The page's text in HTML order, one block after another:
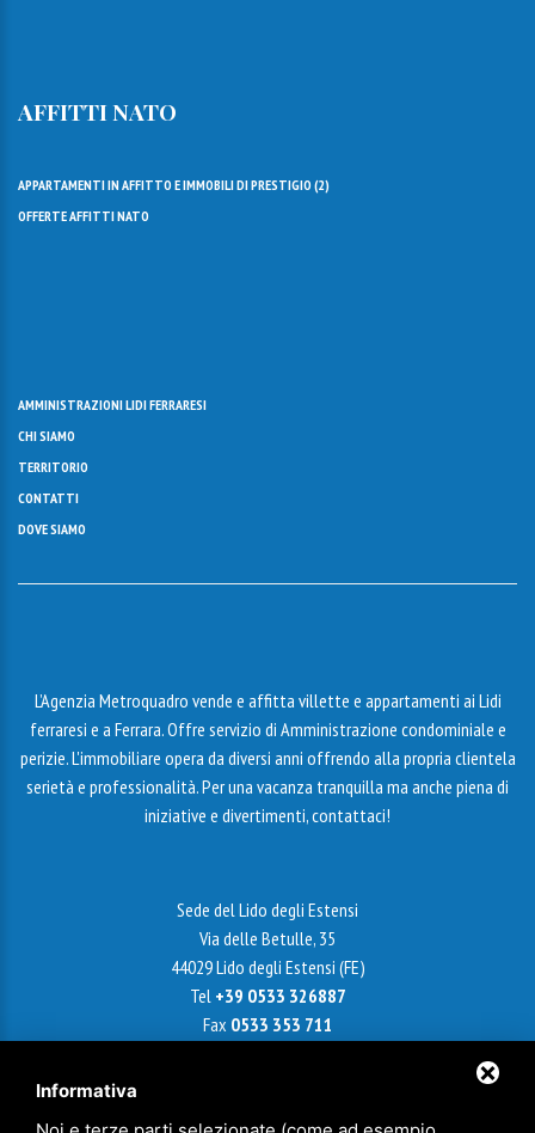
AFFITTI NATO
APPARTAMENTI IN AFFITTO E IMMOBILI DI PRESTIGIO (2)
OFFERTE AFFITTI NATO
AMMINISTRAZIONI LIDI FERRARESI
CHI SIAMO
TERRITORIO
CONTATTI
DOVE SIAMO
L’Agenzia Metroquadro vende e affitta villette e appartamenti ai Lidi
ferraresi e a Ferrara. Offre servizio di Amministrazione condominiale e
perizie. L'immobiliare opera da diversi anni offrendo alla propria clientela
serietà e professionalità. Per una vacanza tranquilla ma anche piena di
iniziative e divertimenti, contattaci!
Sede del Lido degli Estensi
Via delle Betulle, 35
44029 Lido degli Estensi (FE)
Tel +39 0533 326887
Fax 0533 353 711
Informativa